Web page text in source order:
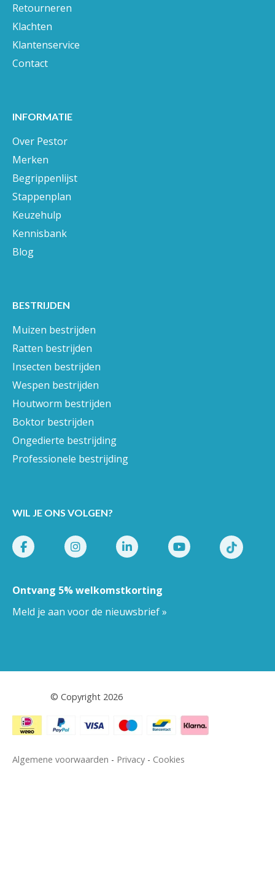
Retourneren
Klachten
Klantenservice
Contact
INFORMATIE
Over Pestor
Merken
Begrippenlijst
Stappenplan
Keuzehulp
Kennisbank
Blog
BESTRIJDEN
Muizen bestrijden
Ratten bestrijden
Insecten bestrijden
Wespen bestrijden
Houtworm bestrijden
Boktor bestrijden
Ongedierte bestrijding
Professionele bestrijding
WIL JE ONS VOLGEN?
Ontvang 5% welkomstkorting
Meld je aan voor de nieuwsbrief »
© Copyright 2026
Algemene voorwaarden - Privacy - Cookies